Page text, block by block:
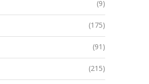
(9)
(175)
(91)
(215)